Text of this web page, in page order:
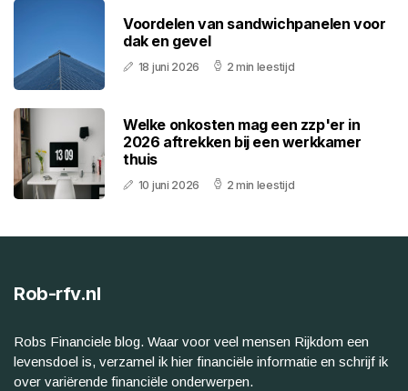
Voordelen van sandwichpanelen voor
dak en gevel
18 juni 2026 2 min leestijd
Welke onkosten mag een zzp'er in
2026 aftrekken bij een werkkamer
thuis
10 juni 2026 2 min leestijd
Rob-rfv.nl
Robs Financiele blog. Waar voor veel mensen Rijkdom een
levensdoel is, verzamel ik hier financiële informatie en schrijf ik
over variërende financiële onderwerpen.